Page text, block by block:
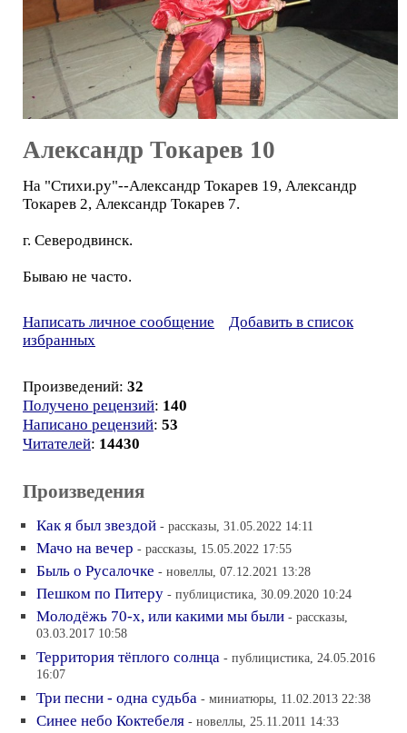
Александр Токарев 10
На "Стихи.ру"--Александр Токарев 19, Александр
Токарев 2, Александр Токарев 7.
г. Северодвинск.
Бываю не часто.
Написать личное сообщение
Добавить в список
избранных
Произведений: 32
Получено рецензий: 140
Написано рецензий: 53
Читателей: 14430
Произведения
Как я был звездой - рассказы, 31.05.2022 14:11
Мачо на вечер - рассказы, 15.05.2022 17:55
Быль о Русалочке - новеллы, 07.12.2021 13:28
Пешком по Питеру - публицистика, 30.09.2020 10:24
Молодёжь 70-х, или какими мы были - рассказы,
03.03.2017 10:58
Территория тёплого солнца - публицистика, 24.05.2016
16:07
Три песни - одна судьба - миниатюры, 11.02.2013 22:38
Синее небо Коктебеля - новеллы, 25.11.2011 14:33